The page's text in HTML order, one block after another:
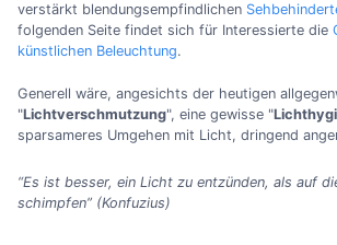
verstärkt blendungsempfindlichen
folgenden Seite findet sich für Interessierte die
künstlichen Beleuchtung.
Generell wäre, angesichts der heutigen
"Lichtverschmutzung", eine gewisse "
sparsameres Umgehen mit Licht, dringend
“Es ist besser, ein Licht zu entzünden, als auf
schimpfen” (Konfuzius)